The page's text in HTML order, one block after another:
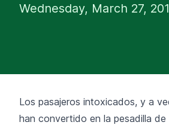
Wednesday, March 27,
Los pasajeros intoxicados, y a
han convertido en la pesadilla de